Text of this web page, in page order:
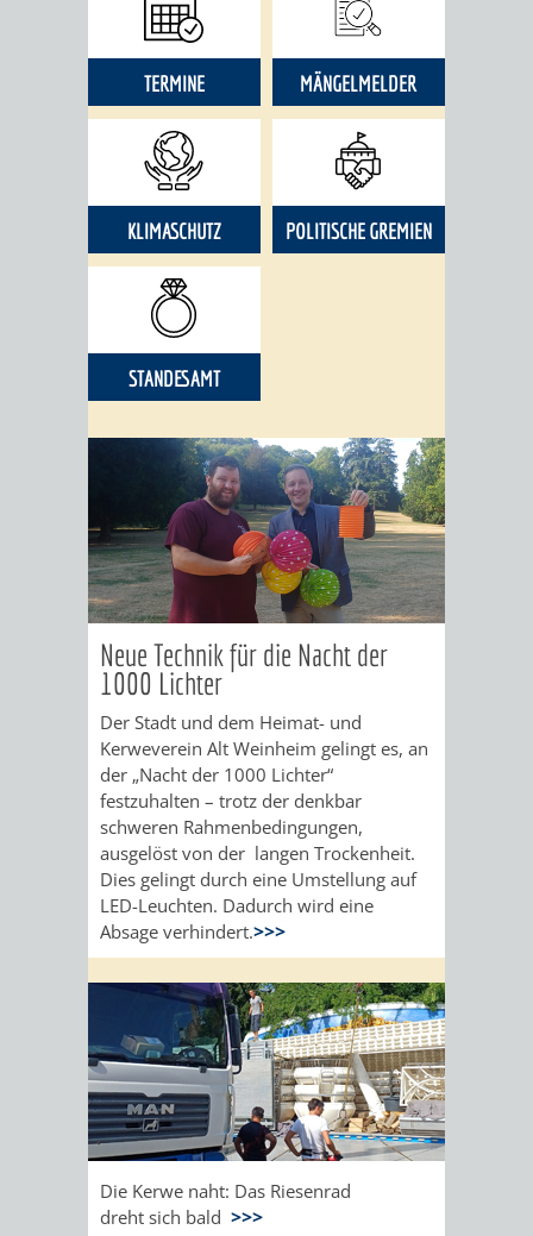
TERMINE MÄNGELMELDER
KLIMASCHUTZ POLITISCHE GREMIEN
STANDESAMT
Neue Technik für die Nacht der
1000 Lichter
Der Stadt und dem Heimat- und
Kerweverein Alt Weinheim gelingt es, an
der „Nacht der 1000 Lichter“
festzuhalten – trotz der denkbar
schweren Rahmenbedingungen,
ausgelöst von der langen Trockenheit.
Dies gelingt durch eine Umstellung auf
LED-Leuchten. Dadurch wird eine
Absage verhindert.>>>
Die Kerwe naht: Das Riesenrad
dreht sich bald >>>